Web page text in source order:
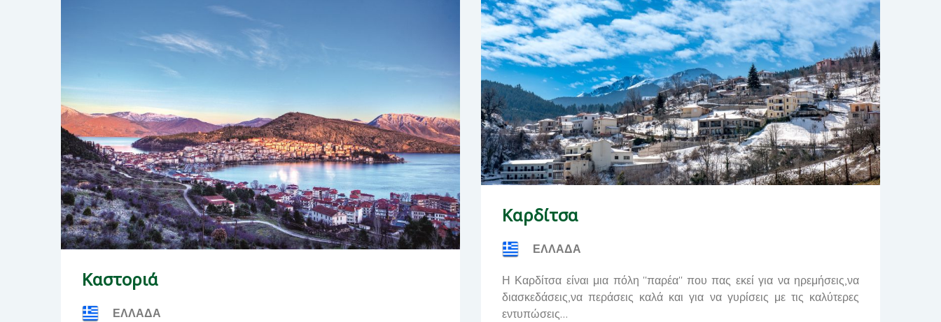
Καστοριά
ΕΛΛΑΔΑ
Καρδίτσα
ΕΛΛΑΔΑ
Η Καρδίτσα είναι μια πόλη ''παρέα'' που πας εκεί για να ηρεμήσεις,να
διασκεδάσεις,να περάσεις καλά και για να γυρίσεις με τις καλύτερες
εντυπώσεις...